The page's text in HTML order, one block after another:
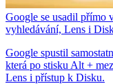
Google se usadil přímo
vyhledávání, Lens i
Google spustil
která po stisku Alt +
Lens i přístup k Disku.